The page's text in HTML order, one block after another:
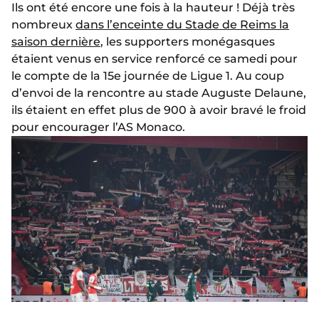
Ils ont été encore une fois à la hauteur ! Déjà très
nombreux dans l’enceinte du Stade de Reims la
saison dernière, les supporters monégasques
étaient venus en service renforcé ce samedi pour
le compte de la 15e journée de Ligue 1. Au coup
d’envoi de la rencontre au stade Auguste Delaune,
ils étaient en effet plus de 900 à avoir bravé le froid
pour encourager l’AS Monaco.